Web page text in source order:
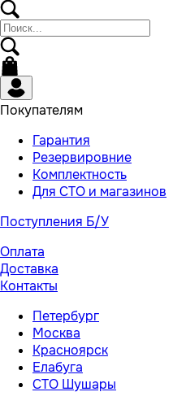
Покупателям
Гарантия
Резервировние
Комплектность
Для СТО и магазинов
Поступления Б/У
Оплата
Доставка
Контакты
Петербург
Москва
Красноярск
Елабуга
СТО Шушары